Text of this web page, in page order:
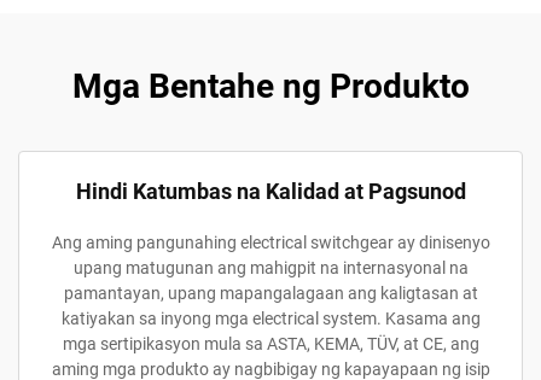
Mga Bentahe ng Produkto
Hindi Katumbas na Kalidad at Pagsunod
Ang aming pangunahing electrical switchgear ay dinisenyo
upang matugunan ang mahigpit na internasyonal na
pamantayan, upang mapangalagaan ang kaligtasan at
katiyakan sa inyong mga electrical system. Kasama ang
mga sertipikasyon mula sa ASTA, KEMA, TÜV, at CE, ang
aming mga produkto ay nagbibigay ng kapayapaan ng isip